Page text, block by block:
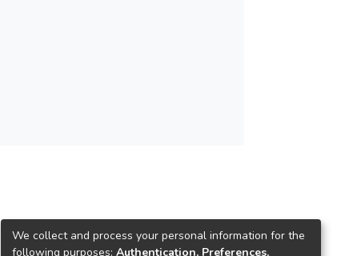
We collect and process your personal information for the
following purposes: Authentication, Preferences,